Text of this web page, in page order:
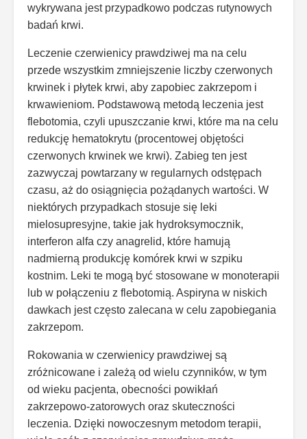
wykrywana jest przypadkowo podczas rutynowych
badań krwi.
Leczenie czerwienicy prawdziwej ma na celu
przede wszystkim zmniejszenie liczby czerwonych
krwinek i płytek krwi, aby zapobiec zakrzepom i
krwawieniom. Podstawową metodą leczenia jest
flebotomia, czyli upuszczanie krwi, które ma na celu
redukcję hematokrytu (procentowej objętości
czerwonych krwinek we krwi). Zabieg ten jest
zazwyczaj powtarzany w regularnych odstępach
czasu, aż do osiągnięcia pożądanych wartości. W
niektórych przypadkach stosuje się leki
mielosupresyjne, takie jak hydroksymocznik,
interferon alfa czy anagrelid, które hamują
nadmierną produkcję komórek krwi w szpiku
kostnim. Leki te mogą być stosowane w monoterapii
lub w połączeniu z flebotomią. Aspiryna w niskich
dawkach jest często zalecana w celu zapobiegania
zakrzepom.
Rokowania w czerwienicy prawdziwej są
zróżnicowane i zależą od wielu czynników, w tym
od wieku pacjenta, obecności powikłań
zakrzepowo-zatorowych oraz skuteczności
leczenia. Dzięki nowoczesnym metodom terapii,